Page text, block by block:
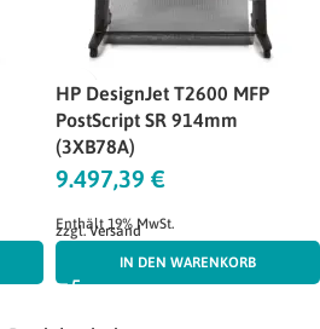
HP DesignJet T2600 MFP
PostScript SR 914mm
(3XB78A)
9.497,39 €
Enthält 19% MwSt.
zzgl.Versand
IN DEN WARENKORB